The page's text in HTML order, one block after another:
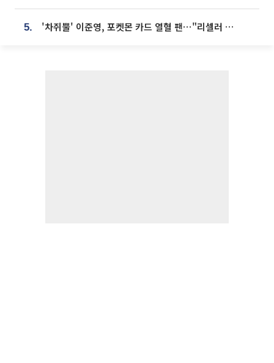
5. '차쥐뿔' 이준영, 포켓몬 카드 열혈 팬⋯"리셀러 처단할 것"